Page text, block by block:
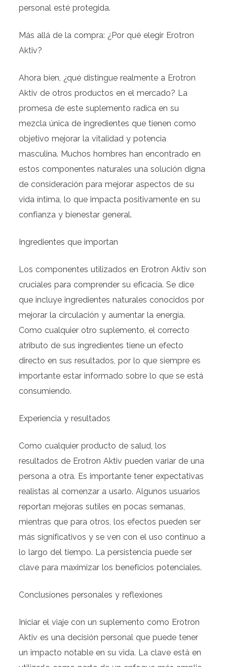
personal esté protegida.
Más allá de la compra: ¿Por qué elegir Erotron
Aktiv?
Ahora bien, ¿qué distingue realmente a Erotron
Aktiv de otros productos en el mercado? La
promesa de este suplemento radica en su
mezcla única de ingredientes que tienen como
objetivo mejorar la vitalidad y potencia
masculina. Muchos hombres han encontrado en
estos componentes naturales una solución digna
de consideración para mejorar aspectos de su
vida íntima, lo que impacta positivamente en su
confianza y bienestar general.
Ingredientes que importan
Los componentes utilizados en Erotron Aktiv son
cruciales para comprender su eficacia. Se dice
que incluye ingredientes naturales conocidos por
mejorar la circulación y aumentar la energía.
Como cualquier otro suplemento, el correcto
atributo de sus ingredientes tiene un efecto
directo en sus resultados, por lo que siempre es
importante estar informado sobre lo que se está
consumiendo.
Experiencia y resultados
Como cualquier producto de salud, los
resultados de Erotron Aktiv pueden variar de una
persona a otra. Es importante tener expectativas
realistas al comenzar a usarlo. Algunos usuarios
reportan mejoras sutiles en pocas semanas,
mientras que para otros, los efectos pueden ser
más significativos y se ven con el uso continuo a
lo largo del tiempo. La persistencia puede ser
clave para maximizar los beneficios potenciales.
Conclusiones personales y reflexiones
Iniciar el viaje con un suplemento como Erotron
Aktiv es una decisión personal que puede tener
un impacto notable en su vida. La clave está en